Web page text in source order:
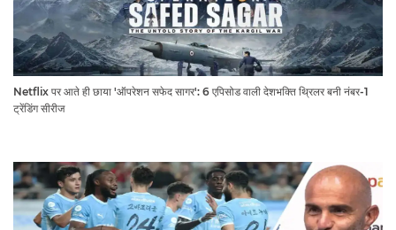
Netflix पर आते ही छाया 'ऑपरेशन सफेद सागर': 6 एपिसोड वाली देशभक्ति थ्रिलर बनी नंबर-1
ट्रेंडिंग सीरीज